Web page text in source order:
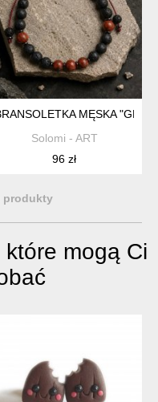
MĘSKA
Solomi - ART
96 zł
produkty
mogą Ci